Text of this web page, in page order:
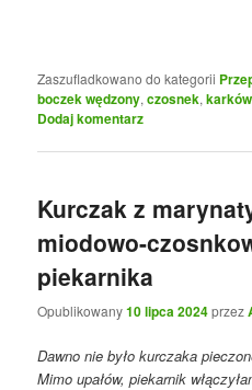
Zaszufladkowano do kategorii
boczek wędzony,czosnek,
Dodaj komentarz
Kurczak z
miodowo-
piekarnika
Opublikowany10 lipca 2024przez
Dawno nie było kurczaka
Mimo upałów, piekarnik